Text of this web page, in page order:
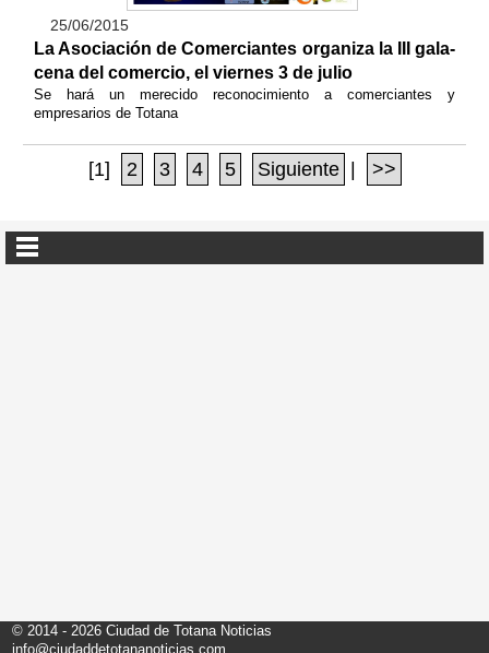
25/06/2015
La Asociación de Comerciantes organiza la III gala-
cena del comercio, el viernes 3 de julio
Se hará un merecido reconocimiento a comerciantes y
empresarios de Totana
[1] 2 3 4 5 Siguiente | >>
© 2014 - 2026 Ciudad de Totana Noticias
info@ciudaddetotananoticias.com